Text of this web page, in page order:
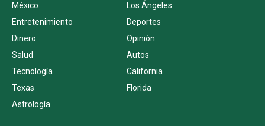
México
Los Ángeles
Entretenimiento
Deportes
Dinero
Opinión
Salud
Autos
Tecnología
California
Texas
Florida
Astrología